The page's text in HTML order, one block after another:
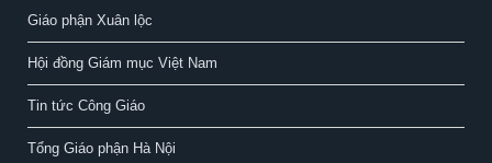
Giáo phận Xuân lộc
Hội đồng Giám mục Việt Nam
Tin tức Công Giáo
Tổng Giáo phận Hà Nội